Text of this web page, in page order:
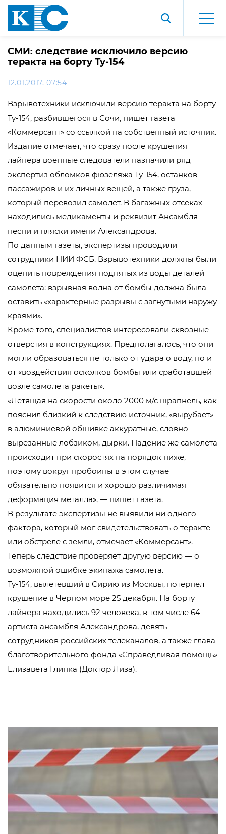
СМИ: следствие исключило версию
теракта на борту Ту-154
12.01.2017, 07:54
Взрывотехники исключили версию теракта на борту
Ту-154, разбившегося в Сочи, пишет газета
«Коммерсант» со ссылкой на собственный источник.
Издание отмечает, что сразу после крушения
лайнера военные следователи назначили ряд
экспертиз обломков фюзеляжа Ту-154, останков
пассажиров и их личных вещей, а также груза,
который перевозил самолет. В багажных отсеках
находились медикаменты и реквизит Ансамбля
песни и пляски имени Александрова.
По данным газеты, экспертизы проводили
сотрудники НИИ ФСБ. Взрывотехники должны были
оценить повреждения поднятых из воды деталей
самолета: взрывная волна от бомбы должна была
оставить «характерные разрывы с загнутыми наружу
краями».
Кроме того, специалистов интересовали сквозные
отверстия в конструкциях. Предполагалось, что они
могли образоваться не только от удара о воду, но и
от «воздействия осколков бомбы или сработавшей
возле самолета ракеты».
«Летящая на скорости около 2000 м/с шрапнель, как
пояснил близкий к следствию источник, «вырубает»
в алюминиевой обшивке аккуратные, словно
вырезанные лобзиком, дырки. Падение же самолета
происходит при скоростях на порядок ниже,
поэтому вокруг пробоины в этом случае
обязательно появится и хорошо различимая
деформация металла», — пишет газета.
В результате экспертизы не выявили ни одного
фактора, который мог свидетельствовать о теракте
или обстреле с земли, отмечает «Коммерсант».
Теперь следствие проверяет другую версию — о
возможной ошибке экипажа самолета.
Ту-154, вылетевший в Сирию из Москвы, потерпел
крушение в Черном море 25 декабря. На борту
лайнера находились 92 человека, в том числе 64
артиста ансамбля Александрова, девять
сотрудников российских телеканалов, а также глава
благотворительного фонда «Справедливая помощь»
Елизавета Глинка (Доктор Лиза).